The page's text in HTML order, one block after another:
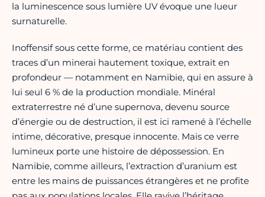
la luminescence sous lumière UV évoque une lueur
surnaturelle.
Inoffensif sous cette forme, ce matériau contient des
traces d’un minerai hautement toxique, extrait en
profondeur — notamment en Namibie, qui en assure à
lui seul 6 % de la production mondiale. Minéral
extraterrestre né d’une supernova, devenu source
d’énergie ou de destruction, il est ici ramené à l’échelle
intime, décorative, presque innocente. Mais ce verre
lumineux porte une histoire de dépossession. En
Namibie, comme ailleurs, l’extraction d’uranium est
entre les mains de puissances étrangères et ne profite